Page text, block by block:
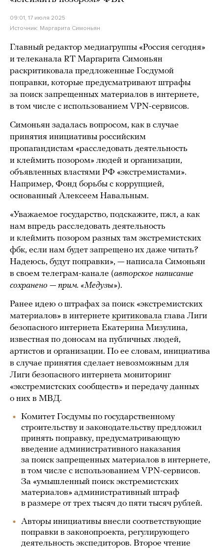
09:01, 17 июля 2025
Источник: Маргарита Симоньян
Главный редактор медиагруппы «Россия сегодня»
и телеканала RT Маргарита Симоньян
раскритиковала предложенные Госдумой
поправки, которые предусматривают штрафы
за поиск запрещенных материалов в интернете,
в том числе с использованием VPN-сервисов.
Симоньян задалась вопросом, как в случае
принятия инициативы российским
пропагандистам «расследовать деятельность
и клеймить позором» людей и организации,
объявленных властями РФ «экстремистами».
Например, Фонд борьбы с коррупцией,
основанный Алексеем Навальным.
«Уважаемое государство, подскажите, пжл, а как
нам впредь расследовать деятельность
и клеймить позором разных там экстремистских
фбк, если нам будет запрещено их даже читать?
Надеюсь, будут поправки», — написала Симоньян
в своем телеграм-канале (авторское написание
сохранено — прим. «Медузы»).
Ранее идею о штрафах за поиск «экстремистских
материалов» в интернете критиковала глава Лиги
безопасного интернета Екатерина Мизулина,
известная по доносам на публичных людей,
артистов и организации. По ее словам, инициатива
в случае принятия сделает невозможным для
Лиги безопасного интернета мониторинг
«экстремистских сообществ» и передачу данных
о них в МВД.
Комитет Госдумы по государственному
строительству и законодательству предложил
принять поправку, предусматривающую
введение административного наказания
за поиск запрещенных материалов в интернете,
в том числе с использованием VPN-сервисов.
За «умышленный поиск экстремистских
материалов» административный штраф
в размере от трех тысяч до пяти тысяч рублей.
Авторы инициативы внесли соответствующие
поправки в законопроекта, регулирующего
деятельность экспедиторов. Второе чтение